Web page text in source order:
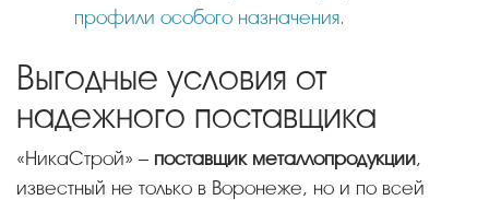
профили особого назначения.
Выгодные условия от
надежного поставщика
«НикаСтрой» – поставщик металлопродукции,
известный не только в Воронеже, но и по всей